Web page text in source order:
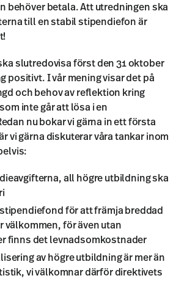
behöver betala. Att utredningen ska
till en stabil stipendiefon är
slutredovisa först den 31 oktober
positivt. I vår mening visar det på
och behov av reflektion kring
inte går att lösa i en
nu bokar vi gärna in ett första
vi gärna diskuterar våra tankar inom
all högre utbildning ska
för att främja breddad
välkommen, för även utan
finns det levnadsomkostnader
av högre utbildning är mer än
vi välkomnar därför direktivets